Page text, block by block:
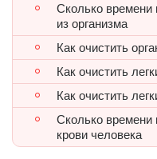
Сколько времени
из организма
Как очистить
Как очистить
Как очистить
Сколько времени
крови человека